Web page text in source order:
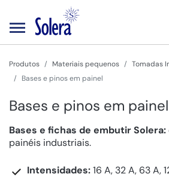
Produtos Materiais pequenos
Tomadas
Bases e pinos em painel
Bases e pinos em painel
Bases e fichas de embutir Solera:
painéis industriais.
Intensidades:16 A, 32 A, 63 A,